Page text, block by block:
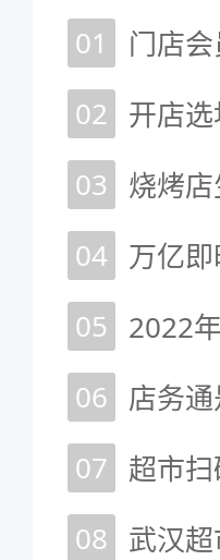
01
门店
02 开店
03
烧烤
04
05
2022
06 店务
07 超市
08 武汉